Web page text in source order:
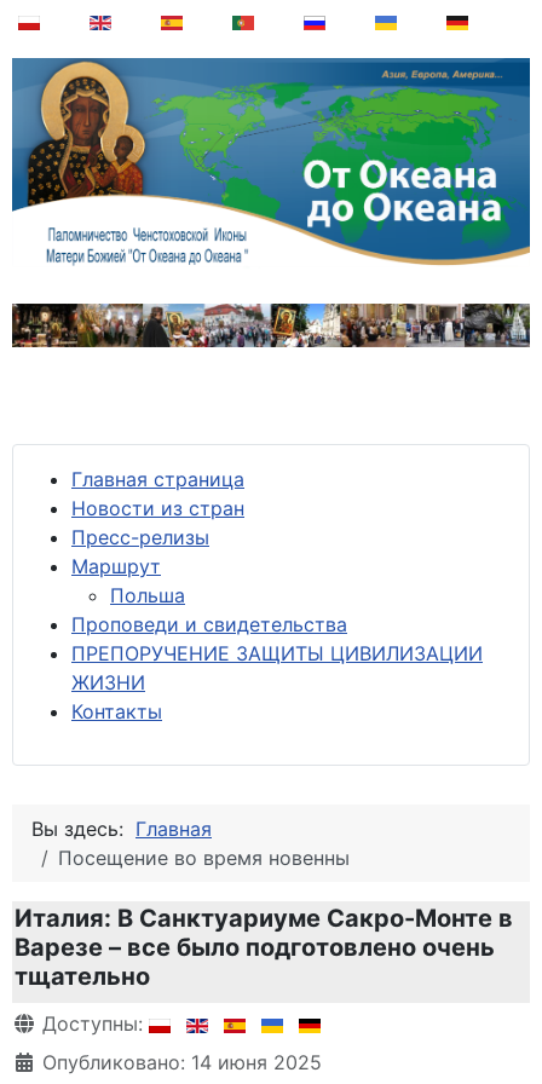
Главная страница
Новости из стран
Пресс-релизы
Маршрут
Польша
Проповеди и свидетельства
ПРЕПОРУЧЕНИЕ ЗАЩИТЫ ЦИВИЛИЗАЦИИ
ЖИЗНИ
Контакты
Вы здесь: Главная
Посещение во время новенны
Италия: В Санктуариуме Сакро-Монте в
Варезе – все было подготовлено очень
тщательно
Информация о материале
Доступны:
Опубликовано: 14 июня 2025